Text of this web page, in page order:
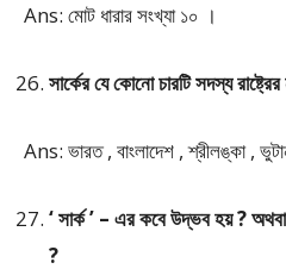
Ans: মোট ধারার সংখ্যা ১০ ।
সার্কের যে কোনো চারটি সদস্য
Ans: ভারত , বাংলাদেশ , শ্রীলঙ্কা ,
‘ সার্ক ’ – এর কবে উদ্ভব হয় ? অথবা
?